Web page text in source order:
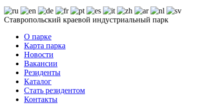
Ставропольский краевой индустриальный парк
О парке
Карта парка
Новости
Вакансии
Резиденты
Каталог
Стать резидентом
Контакты